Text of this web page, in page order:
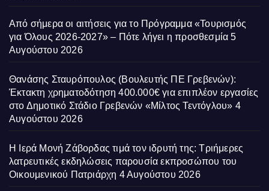
Από σήμερα οι αιτήσεις για το Πρόγραμμα «Τουρισμός
για Όλους 2026-2027» – Πότε λήγει η προσθεσμία 5
Αυγούστου 2026
Θανάσης Σταυρόπουλος (Βουλευτής ΠΕ Γρεβενών):
Έκτακτη χρηματοδότηση 400.000€ για επιπλέον εργασίες
στο Δημοτικό Στάδιο Γρεβενών «Μίλτος Τεντόγλου» 4
Αυγούστου 2026
Η Ιερά Μονή Ζάβορδας τιμά τον ιδρυτή της: Τριήμερες
λατρευτικές εκδηλώσεις παρουσία εκπροσώπου του
Οικουμενικού Πατριάρχη 4 Αυγούστου 2026